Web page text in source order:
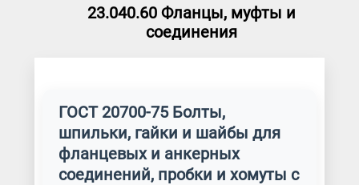
23.040.60 Фланцы, муфты и
соединения
ГОСТ 20700-75 Болты,
шпильки, гайки и шайбы для
фланцевых и анкерных
соединений, пробки и хомуты с